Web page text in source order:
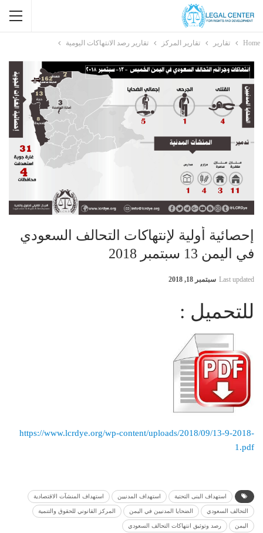
Home تقارير تقارير المركز تقارير رصد الانتهاكات اليومية
إحصائية أولية لإنتهاكات التحالف السعودي
في اليمن 13 سبتمبر 2018
Last updated سبتمبر 18, 2018
للتحميل :
https://www.lcrdye.org/wp-content/uploads/2018/09/13-9-2018-
1.pdf
استهداف البنى التحتية استهداف المدنيين استهداف المنشآت الاقتصادية
التحالف السعودي الضحايا المدنيين في اليمن المركز القانوني للحقوق والتنمية
اليمن رصد وتوثيق انتهاكات التحالف السعودي